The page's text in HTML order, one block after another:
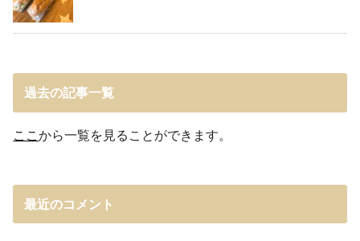
過去の記事一覧
ここから一覧を見ることができます。
最近のコメント